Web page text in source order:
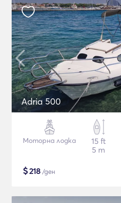
Adria 500
Моторна лодка
15 ft
5 m
$218 /ден